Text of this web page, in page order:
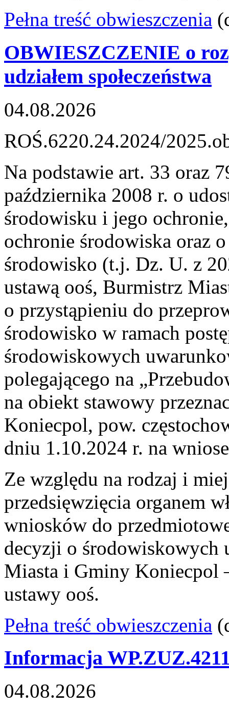
Pełna treść obwieszczenia
OBWIESZCZENIE o
udziałem społeczeństwa
04.08.2026
ROŚ.6220.24.2024/
Na podstawie art. 33 oraz
października 2008 r. o
środowisku i jego
ochronie środowiska oraz
środowisko (t.j. Dz. U. z
ustawą ooś, Burmistrz
o przystąpieniu do
środowisko w ramach
środowiskowych
polegającego na
na obiekt stawowy
Koniecpol, pow.
dniu 1.10.2024 r. na
Ze względu na rodzaj i
przedsięwzięcia organem
wniosków do
decyzji o środowiskowych
Miasta i Gminy Koniecpol
ustawy ooś.
Pełna treść obwieszczenia
Informacja
04.08.2026